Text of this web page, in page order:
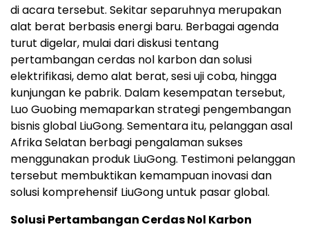
di acara tersebut. Sekitar separuhnya merupakan
alat berat berbasis energi baru. Berbagai agenda
turut digelar, mulai dari diskusi tentang
pertambangan cerdas nol karbon dan solusi
elektrifikasi, demo alat berat, sesi uji coba, hingga
kunjungan ke pabrik. Dalam kesempatan tersebut,
Luo Guobing memaparkan strategi pengembangan
bisnis global LiuGong. Sementara itu, pelanggan asal
Afrika Selatan berbagi pengalaman sukses
menggunakan produk LiuGong. Testimoni pelanggan
tersebut membuktikan kemampuan inovasi dan
solusi komprehensif LiuGong untuk pasar global.
Solusi Pertambangan Cerdas Nol Karbon